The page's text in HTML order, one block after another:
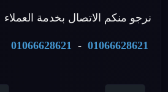
نرجو منكم الاتصال بخدمة العملاء
01066628621
-
01066628621